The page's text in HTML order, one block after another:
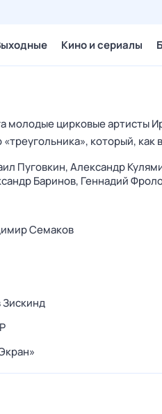
Кино и сериалы
молодые цирковые артисты
«треугольника», который,
Пуговкин,Александр
Баринов, Геннадий
Семаков
Зискинд